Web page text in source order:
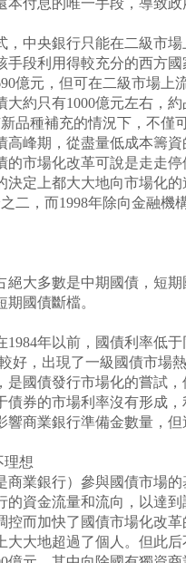
付息的唯一手段，導致政
央銀行只能在二級市
段利用得較充分的西方
億元，但可在二級市場
約只有1000億元左右，
種補充的情況下，不僅
期，從盡量低成本籌資
市場化改革可說是走走
定上都大大地向市場化
二，而1998年除向金融機
多數是中期國債，短期
國債斷檔。
年以前，國債利率低
，出現了一級國債市場
國債發行市場化的嘗試
券的市場利率沒有形成
商業銀行準備金數量，
想
銀行）參與國債市場的
資金流量和流向，以達
而加快了國債市場化改
大地超過了個人。但此